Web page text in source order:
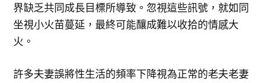
界缺乏共同成長目標所導致。忽視這些訊號，就如同
坐視小火苗蔓延，最終可能釀成難以收拾的情感大
火。
許多夫妻誤將性生活的頻率下降視為正常的老夫老妻